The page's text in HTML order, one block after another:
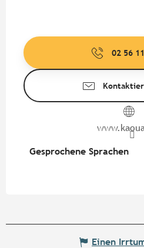
02 56
Gesprochene Sprachen
Gesprochene Sprachen
Einen